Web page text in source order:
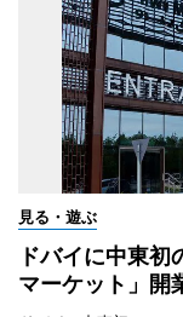
見る・遊ぶ
ドバイに中東
マーケット」開